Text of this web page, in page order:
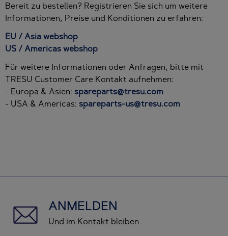
Bereit zu bestellen? Registrieren Sie sich um weitere
Informationen, Preise und Konditionen zu erfahren:
EU / Asia webshop
US / Americas webshop
Für weitere Informationen oder Anfragen, bitte mit
TRESU Customer Care Kontakt aufnehmen:
- Europa & Asien: spareparts@tresu.com
- USA & Americas: spareparts-us@tresu.com
ANMELDEN
Und im Kontakt bleiben